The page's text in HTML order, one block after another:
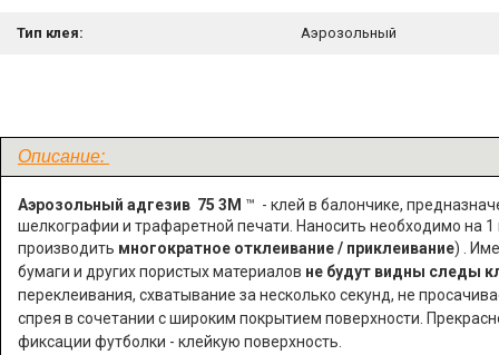
Тип клея: Аэрозольный
Описание:
Аэрозольный адгезив 75 3M ™ - клей в балончике,
шелкографии и трафаретной печати. Наносить необходимо на
производить многократное отклеивание / приклеивание) .
бумаги и других пористых материалов не будут видны следы
переклеивания, схватывание за несколько секунд, не
спрея в сочетании с широким покрытием поверхности.
фиксации футболки - клейкую поверхность.